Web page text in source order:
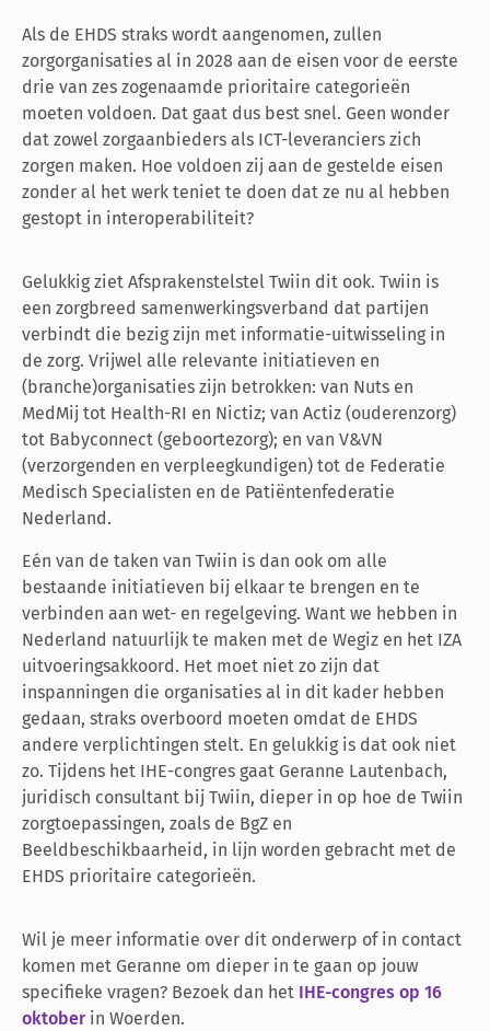
Als de EHDS straks wordt aangenomen, zullen
zorgorganisaties al in 2028 aan de eisen voor de eerste
drie van zes zogenaamde prioritaire categorieën
moeten voldoen. Dat gaat dus best snel. Geen wonder
dat zowel zorgaanbieders als ICT-leveranciers zich
zorgen maken. Hoe voldoen zij aan de gestelde eisen
zonder al het werk teniet te doen dat ze nu al hebben
gestopt in interoperabiliteit?
Gelukkig ziet Afsprakenstelstel Twiin dit ook. Twiin is
een zorgbreed samenwerkingsverband dat partijen
verbindt die bezig zijn met informatie-uitwisseling in
de zorg. Vrijwel alle relevante initiatieven en
(branche)organisaties zijn betrokken: van Nuts en
MedMij tot Health-RI en Nictiz; van Actiz (ouderenzorg)
tot Babyconnect (geboortezorg); en van V&VN
(verzorgenden en verpleegkundigen) tot de Federatie
Medisch Specialisten en de Patiëntenfederatie
Nederland.
Eén van de taken van Twiin is dan ook om alle
bestaande initiatieven bij elkaar te brengen en te
verbinden aan wet- en regelgeving. Want we hebben in
Nederland natuurlijk te maken met de Wegiz en het IZA
uitvoeringsakkoord. Het moet niet zo zijn dat
inspanningen die organisaties al in dit kader hebben
gedaan, straks overboord moeten omdat de EHDS
andere verplichtingen stelt. En gelukkig is dat ook niet
zo. Tijdens het IHE-congres gaat Geranne Lautenbach,
juridisch consultant bij Twiin, dieper in op hoe de Twiin
zorgtoepassingen, zoals de BgZ en
Beeldbeschikbaarheid, in lijn worden gebracht met de
EHDS prioritaire categorieën.
Wil je meer informatie over dit onderwerp of in contact
komen met Geranne om dieper in te gaan op jouw
specifieke vragen? Bezoek dan het IHE-congres op 16
oktoberin Woerden.